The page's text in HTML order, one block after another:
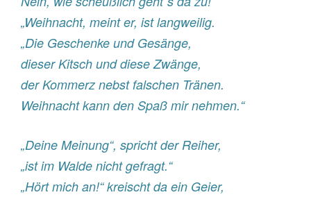
„Weihnacht, meint er, ist langweilig.
„Die Geschenke und Gesänge,
dieser Kitsch und diese Zwänge,
der Kommerz nebst falschen Tränen.
Weihnacht kann den Spaß mir nehmen.“
„Deine Meinung“, spricht der Reiher,
„ist im Walde nicht gefragt.“
„Hört mich an!“ kreischt da ein Geier,